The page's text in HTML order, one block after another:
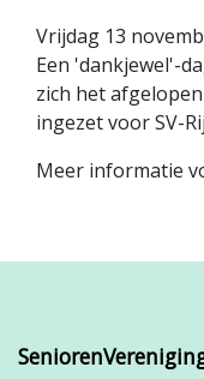
Vrijdag 13
Een 'dankjewel'-
zich het
ingezet voor SV-
Meer informatie